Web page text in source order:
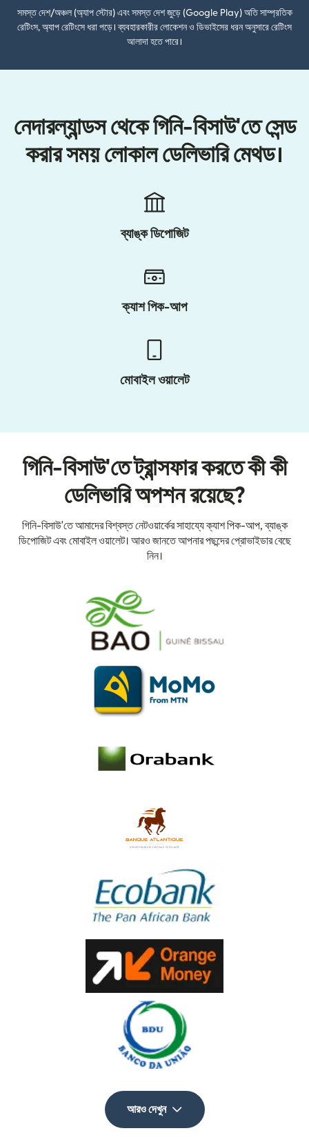
সমস্ত দেশ/অঞ্চল (অ্যাপ স্টোর) এবং সমস্ত দেশ জুড়ে (Google Play) অতি সাম্প্রতিক
রেটিংস, অ্যাপ রেটিংসে ধরা পড়ে। ব্যবহারকারীর লোকেশন ও ডিভাইসের ধরন অনুসারে রেটিংস
আলাদা হতে পারে।
নেদারল্যান্ডস থেকে গিনি-বিসাউ'তে সেন্ড
করার সময় লোকাল ডেলিভারি মেথড।
ব্যাঙ্ক ডিপোজিট
ক্যাশ পিক-আপ
মোবাইল ওয়ালেট
গিনি-বিসাউ'তে ট্রান্সফার করতে কী কী
ডেলিভারি অপশন রয়েছে?
গিনি-বিসাউ'তে আমাদের বিশ্বস্ত নেটওয়ার্কের সাহায্যে ক্যাশ পিক-আপ, ব্যাঙ্ক
ডিপোজিট এবং মোবাইল ওয়ালেট। আরও জানতে আপনার পছন্দের প্রোভাইডার বেছে
নিন।
আরও দেখুন